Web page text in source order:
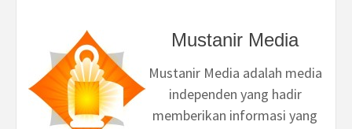
Mustanir Media
Mustanir Media adalah media
independen yang hadir
memberikan informasi yang